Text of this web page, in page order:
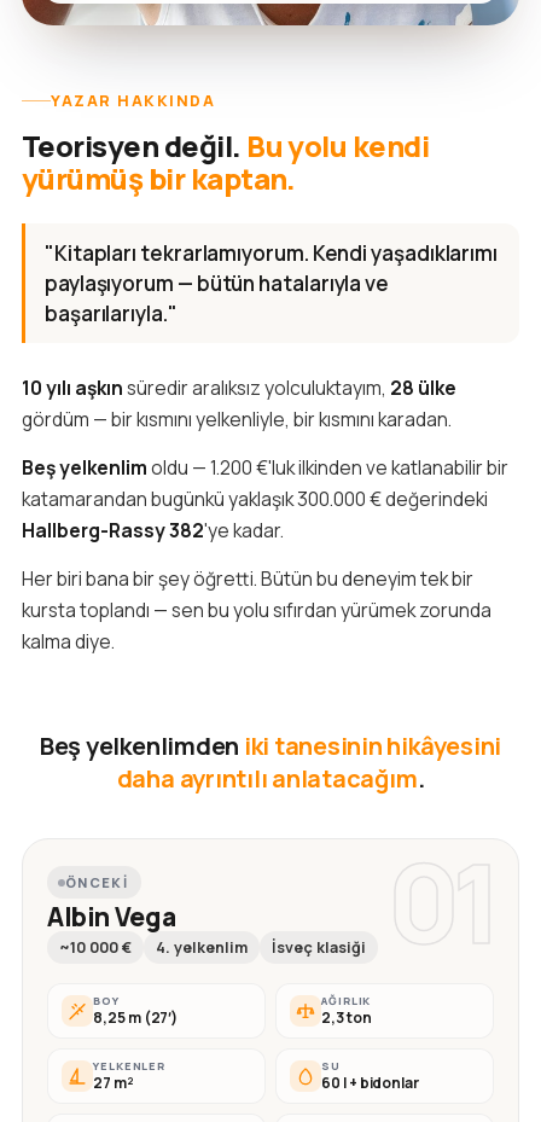
YAZAR HAKKINDA
Teorisyen değil. Bu yolu kendi
yürümüş bir kaptan.
"Kitapları tekrarlamıyorum. Kendi yaşadıklarımı
paylaşıyorum — bütün hatalarıyla ve
başarılarıyla."
10 yılı aşkınsüredir aralıksız yolculuktayım, 28 ülke
gördüm — bir kısmını yelkenliyle, bir kısmını karadan.
Beş yelkenlimoldu — 1.200 €'luk ilkinden ve katlanabilir bir
katamarandan bugünkü yaklaşık 300.000 € değerindeki
Hallberg-Rassy 382'ye kadar.
Her biri bana bir şey öğretti. Bütün bu deneyim tek bir
kursta toplandı — sen bu yolu sıfırdan yürümek zorunda
kalma diye.
Beş yelkenlimden iki tanesinin hikâyesini
daha ayrıntılı anlatacağım.
01
ÖNCEKI
Albin Vega
~10 000 € 4. yelkenlim İsveç klasiği
BOY
8,25 m (27′)
AĞIRLIK
2,3 ton
YELKENLER
27 m²
SU
60 l + bidonlar